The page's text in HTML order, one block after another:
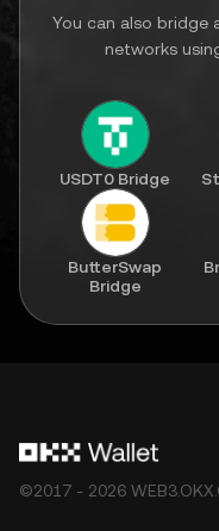
You can also bridge
networks
USDT0 Bridge
ButterSwap
Bridge
©2017 - 2026